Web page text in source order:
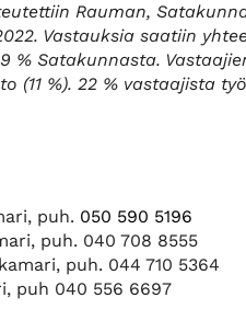
Rauman,
Vastauksia saatiin
% Satakunnasta.
(11 %). 22 % vastaajista
puh. 050 590 5196
puh. 040 708 8555
puh. 044 710 5364
puh 040 556 6697